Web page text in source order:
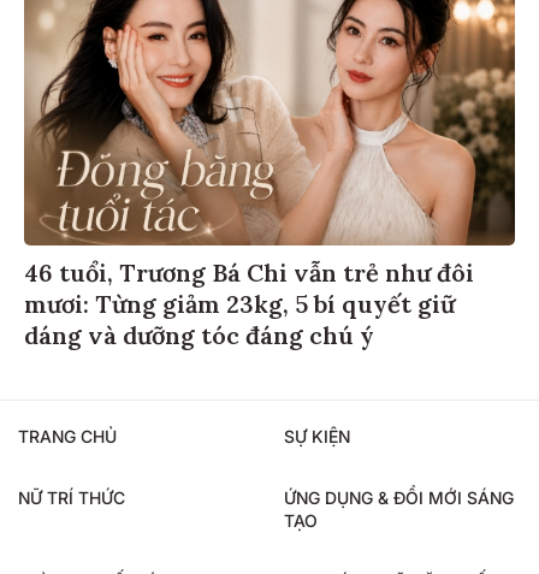
46 tuổi, Trương Bá Chi vẫn trẻ như đôi
mươi: Từng giảm 23kg, 5 bí quyết giữ
dáng và dưỡng tóc đáng chú ý
TRANG CHỦ SỰ KIỆN
NỮ TRÍ THỨC
ỨNG DỤNG & ĐỔI MỚI SÁNG
TẠO